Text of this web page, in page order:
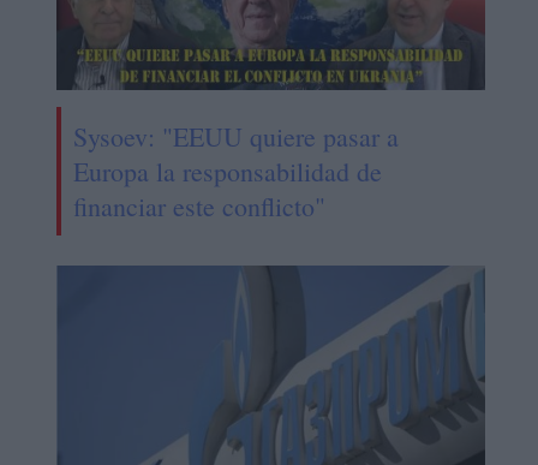
Sysoev: "EEUU quiere pasar a
Europa la responsabilidad de
financiar este conflicto"